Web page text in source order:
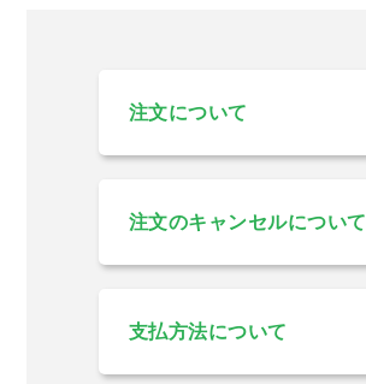
注文について
注文のキャンセルについて
支払方法について